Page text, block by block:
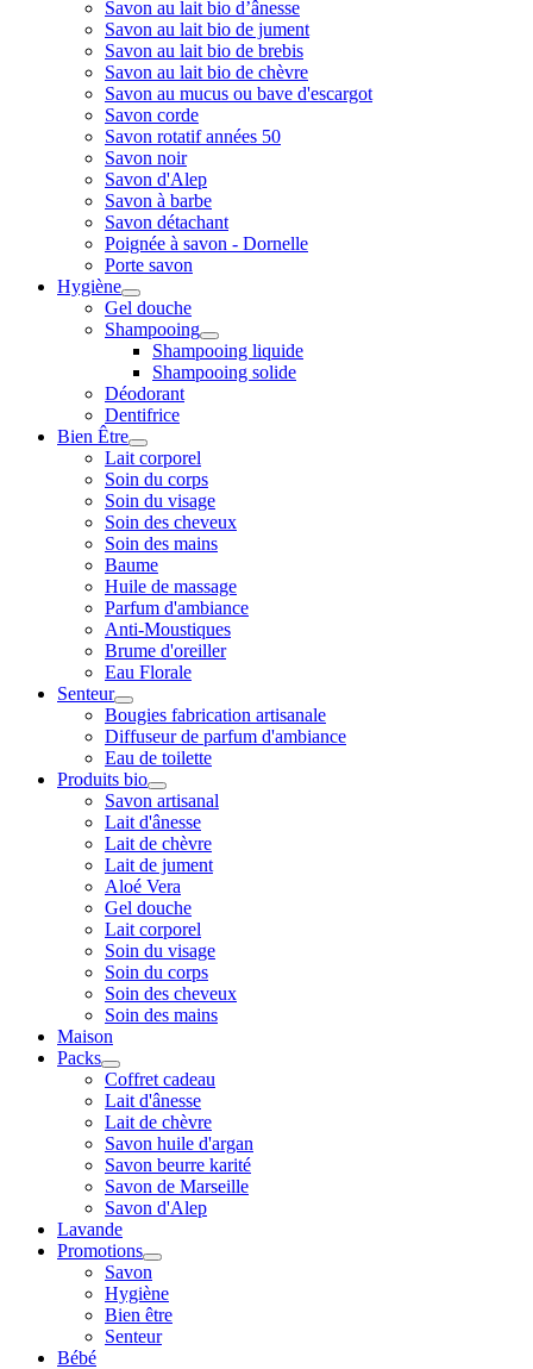
Savon au lait bio d’ânesse
Savon au lait bio de jument
Savon au lait bio de brebis
Savon au lait bio de chèvre
Savon au mucus ou bave d'escargot
Savon corde
Savon rotatif années 50
Savon noir
Savon d'Alep
Savon à barbe
Savon détachant
Poignée à savon - Dornelle
Porte savon
Hygiène
Gel douche
Shampooing
Shampooing liquide
Shampooing solide
Déodorant
Dentifrice
Bien Être
Lait corporel
Soin du corps
Soin du visage
Soin des cheveux
Soin des mains
Baume
Huile de massage
Parfum d'ambiance
Anti-Moustiques
Brume d'oreiller
Eau Florale
Senteur
Bougies fabrication artisanale
Diffuseur de parfum d'ambiance
Eau de toilette
Produits bio
Savon artisanal
Lait d'ânesse
Lait de chèvre
Lait de jument
Aloé Vera
Gel douche
Lait corporel
Soin du visage
Soin du corps
Soin des cheveux
Soin des mains
Maison
Packs
Coffret cadeau
Lait d'ânesse
Lait de chèvre
Savon huile d'argan
Savon beurre karité
Savon de Marseille
Savon d'Alep
Lavande
Promotions
Savon
Hygiène
Bien être
Senteur
Bébé